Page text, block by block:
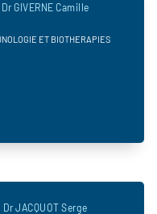
Dr GIVERNE Camille
ET BIOTHERAPIES
Dr JACQUOT Serge